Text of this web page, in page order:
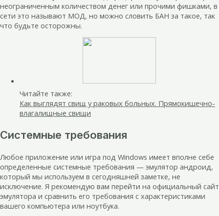
неограниченным количеством денег или прочими фишками, в
сети это называют МОД, но можно словить БАН за такое, так
что будьте осторожны.
Читайте также:
Как выглядят свищ у раковых больных. Прямокишечно-
влагалищные свищи
Системные требования
Любое приложение или игра под Windows имеет вполне себе
определенные системные требования — эмулятор андроид,
который мы используем в сегодняшней заметке, не
исключение. Я рекомендую вам перейти на официальный сайт
эмулятора и сравнить его требования с характеристиками
вашего компьютера или ноутбука.